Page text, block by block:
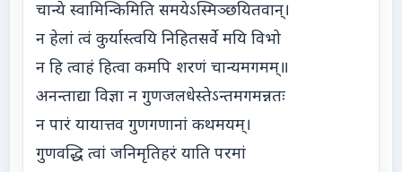
चान्ये स्वामिन्किमिति समयेऽस्मिञ्छयितवान्।
न हेलां त्वं कुर्यास्त्वयि निहितसर्वे मयि विभो
न हि त्वाहं हित्वा कमपि शरणं चान्यमगमम्॥
अनन्ताद्या विज्ञा न गुणजलधेस्तेऽन्तमगमन्नतः
न पारं यायात्तव गुणगणानां कथमयम्।
गुणवद्धि त्वां जनिमृतिहरं याति परमां